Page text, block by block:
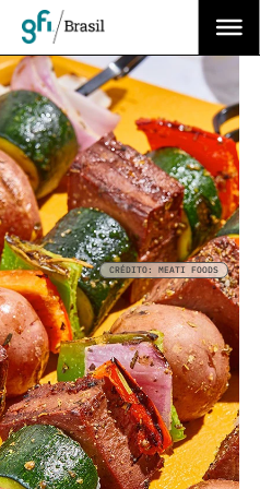
CRÉDITO: MEATI FOODS